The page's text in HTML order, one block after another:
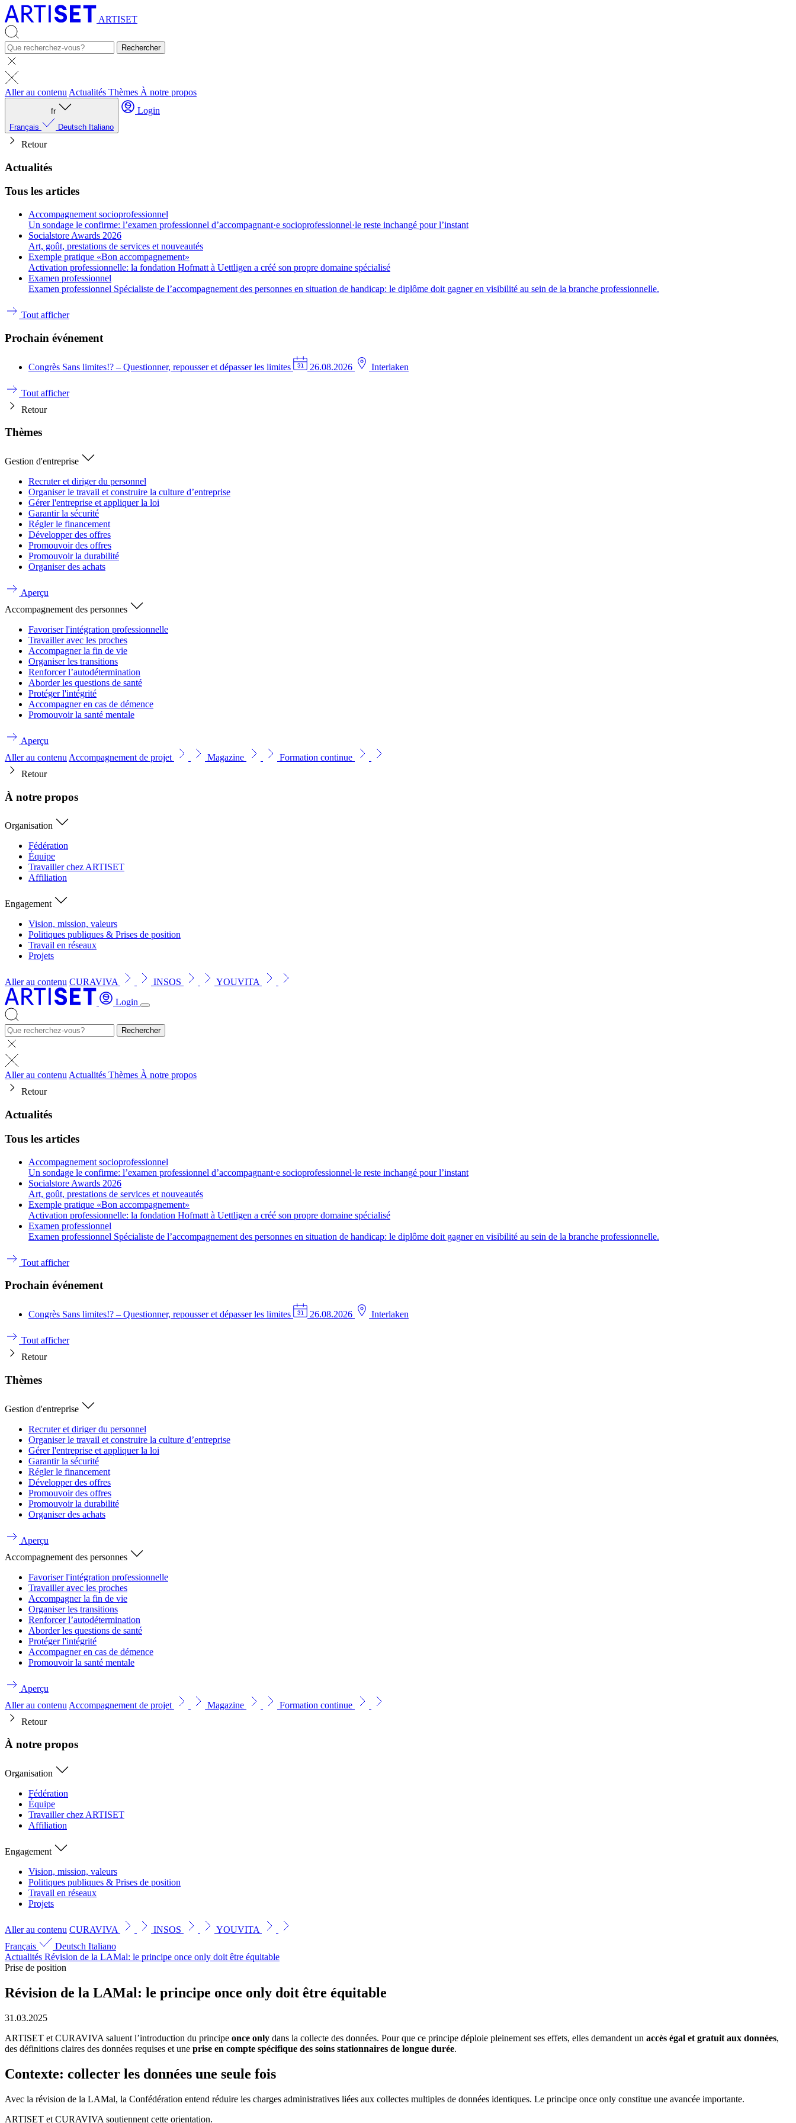
ARTISET
Rechercher
Aller au contenu Actualités Thèmes À notre propos
fr
Français
Deutsch Italiano
Login
Retour
Actualités
Tous les articles
Accompagnement socioprofessionnel
Un sondage le confirme: l’examen professionnel d’accompagnant·e socioprofessionnel·le reste inchangé pour l’instant
Socialstore Awards 2026
Art, goût, prestations de services et nouveautés
Exemple pratique «Bon accompagnement»
Activation professionnelle: la fondation Hofmatt à Uettligen a créé son propre domaine spécialisé
Examen professionnel
Examen professionnel Spécialiste de l’accompagnement des personnes en situation de handicap: le diplôme doit gagner en visibilité au sein de la branche professionnelle.
Tout afficher
Prochain événement
Congrès Sans limites!? – Questionner, repousser et dépasser les limites 26.08.2026 Interlaken
Tout afficher
Retour
Thèmes
Gestion d'entreprise
Recruter et diriger du personnel
Organiser le travail et construire la culture d’entreprise
Gérer l'entreprise et appliquer la loi
Garantir la sécurité
Régler le financement
Développer des offres
Promouvoir des offres
Promouvoir la durabilité
Organiser des achats
Aperçu
Accompagnement des personnes
Favoriser l'intégration professionnelle
Travailler avec les proches
Accompagner la fin de vie
Organiser les transitions
Renforcer l’autodétermination
Aborder les questions de santé
Protéger l'intégrité
Accompagner en cas de démence
Promouvoir la santé mentale
Aperçu
Aller au contenu Accompagnement de projet Magazine
Formation continue
Retour
À notre propos
Organisation
Fédération
Équipe
Travailler chez ARTISET
Affiliation
Engagement
Vision, mission, valeurs
Politiques publiques & Prises de position
Travail en réseaux
Projets
Aller au contenu CURAVIVA INSOS
YOUVITA
Login
Rechercher
Aller au contenuActualités Thèmes À notre propos
Retour
Actualités
Tous les articles
Accompagnement socioprofessionnel
Un sondage le confirme: l’examen professionnel d’accompagnant·e socioprofessionnel·le reste inchangé pour l’instant
Socialstore Awards 2026
Art, goût, prestations de services et nouveautés
Exemple pratique «Bon accompagnement»
Activation professionnelle: la fondation Hofmatt à Uettligen a créé son propre domaine spécialisé
Examen professionnel
Examen professionnel Spécialiste de l’accompagnement des personnes en situation de handicap: le diplôme doit gagner en visibilité au sein de la branche professionnelle.
Tout afficher
Prochain événement
Congrès Sans limites!? – Questionner, repousser et dépasser les limites 26.08.2026 Interlaken
Tout afficher
Retour
Thèmes
Gestion d'entreprise
Recruter et diriger du personnel
Organiser le travail et construire la culture d’entreprise
Gérer l'entreprise et appliquer la loi
Garantir la sécurité
Régler le financement
Développer des offres
Promouvoir des offres
Promouvoir la durabilité
Organiser des achats
Aperçu
Accompagnement des personnes
Favoriser l'intégration professionnelle
Travailler avec les proches
Accompagner la fin de vie
Organiser les transitions
Renforcer l’autodétermination
Aborder les questions de santé
Protéger l'intégrité
Accompagner en cas de démence
Promouvoir la santé mentale
Aperçu
Aller au contenu Accompagnement de projet Magazine
Formation continue
Retour
À notre propos
Organisation
Fédération
Équipe
Travailler chez ARTISET
Affiliation
Engagement
Vision, mission, valeurs
Politiques publiques & Prises de position
Travail en réseaux
Projets
Aller au contenu CURAVIVA INSOS
YOUVITA
Français
Deutsch Italiano
Actualités Révision de la LAMal: le principe once only doit être équitable
Prise de position
Révision de la LAMal: le principe once only doit être équitable
31.03.2025
ARTISET et CURAVIVA saluent l’introduction du principe once only dans la collecte des données. Pour que ce principe déploie pleinement ses effets, elles demandent un accès égal et gratuit aux données,
des définitions claires des données requises et une prise en compte spécifique des soins stationnaires de longue durée.
Contexte: collecter les données une seule fois
Avec la révision de la LAMal, la Confédération entend réduire les charges administratives liées aux collectes multiples de données identiques. Le principe once only constitue une avancée importante.
ARTISET et CURAVIVA soutiennent cette orientation.